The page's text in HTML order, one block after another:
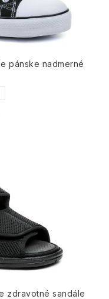
pánske nadmerné
zdravotné sandále